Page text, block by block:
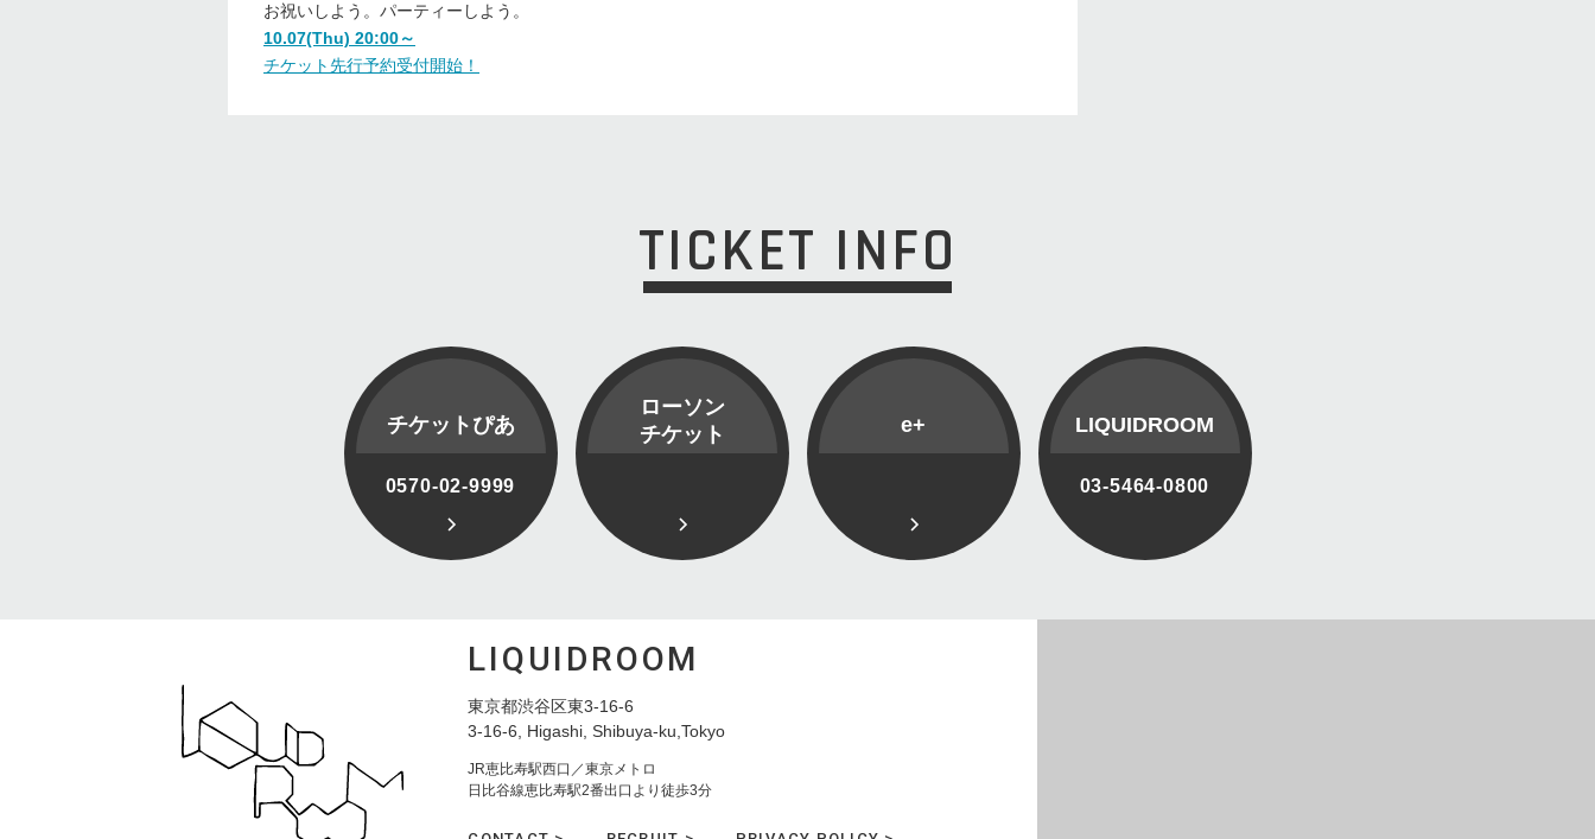
お祝いしよう。パーティーしよう。
10.07(Thu) 20:00～
チケット先行予約受付開始！
TICKET INFO
チケットぴあ
0570-02-9999
ローソン
チケット
e+ LIQUIDROOM
03-5464-0800
LIQUIDROOM
東京都渋谷区東3-16-6
3-16-6, Higashi, Shibuya-ku,Tokyo
JR恵比寿駅西口／東京メトロ
日比谷線恵比寿駅2番出口より徒歩3分